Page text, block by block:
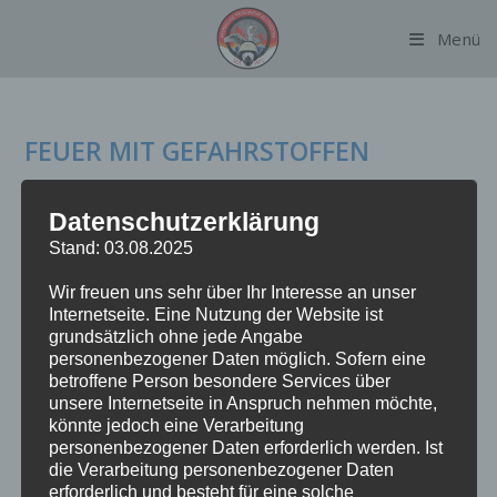
Menü
FEUER MIT GEFAHRSTOFFEN
einem 5x5m großen Lagerraum einer Waschanlage -
Gefahrstoffe traten entgegen erster Meldungen nicht aus, das
Feuer wurde mittels einem C-Strahlrohr gelöscht!
WeiterlesenFEUER
MIT
GEFAHRSTOFFEN
Datenschutzerklärung
Stand: 03.08.2025
Wir freuen uns sehr über Ihr Interesse an unser
Internetseite. Eine Nutzung der Website ist
grundsätzlich ohne jede Angabe
personenbezogener Daten möglich. Sofern eine
betroffene Person besondere Services über
unsere Internetseite in Anspruch nehmen möchte,
könnte jedoch eine Verarbeitung
personenbezogener Daten erforderlich werden. Ist
die Verarbeitung personenbezogener Daten
erforderlich und besteht für eine solche